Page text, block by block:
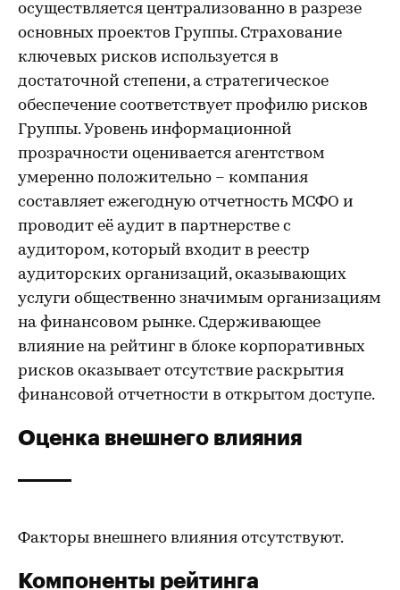
осуществляется централизованно в разрезе
основных проектов Группы. Страхование
ключевых рисков используется в
достаточной степени, а стратегическое
обеспечение соответствует профилю рисков
Группы. Уровень информационной
прозрачности оценивается агентством
умеренно положительно – компания
составляет ежегодную отчетность МСФО и
проводит её аудит в партнерстве с
аудитором, который входит в реестр
аудиторских организаций, оказывающих
услуги общественно значимым организациям
на финансовом рынке. Сдерживающее
влияние на рейтинг в блоке корпоративных
рисков оказывает отсутствие раскрытия
финансовой отчетности в открытом доступе.
Оценка внешнего влияния
Факторы внешнего влияния отсутствуют.
Компоненты рейтинга